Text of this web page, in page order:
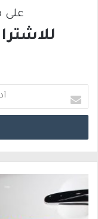
على
د
خ
ر